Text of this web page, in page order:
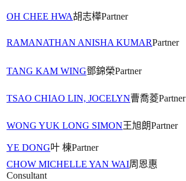
OH CHEE HWA胡志樺Partner
RAMANATHAN ANISHA KUMARPartner
TANG KAM WING鄧錦榮Partner
TSAO CHIAO LIN, JOCELYN曹喬菱Partner
WONG YUK LONG SIMON王旭朗Partner
YE DONG叶 棟Partner
CHOW MICHELLE YAN WAI周恩惠
Consultant